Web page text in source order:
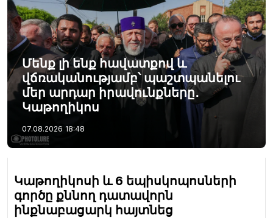
Մենք լի ենք հավատքով և
վճռականությամբ՝ պաշտպանելու
մեր արդար իրավունքները․
Կաթողիկոս
07.08.2026 18:48
Կաթողիկոսի և 6 եպիսկոպոսների
գործը քննող դատավորն
ինքնաբացարկ հայտնեց